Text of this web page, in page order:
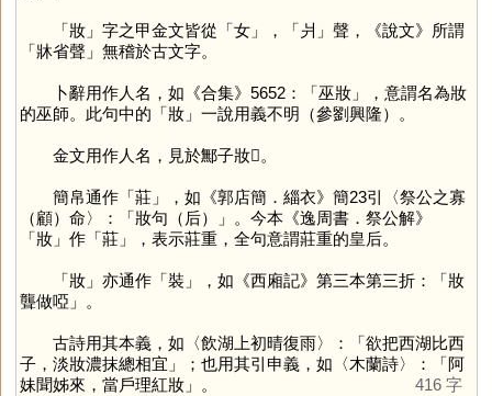
「妝」字之甲金文皆從「女」，「爿 」聲，《說文》所謂
「牀省聲」無稽於古文字。
卜辭用作人名，如《合集》5652：「巫妝」，意謂名為妝
的巫師。此句中的「妝」一說用義不明（參劉興隆）。
金文用作人名，見於鄦子妝𠤳。
簡帛通作「莊」，如《郭店簡．緇衣》簡23引〈祭公之寡
（顧）命〉：「妝句（后）」。今本《逸周書．祭公解》
「妝」作「莊」，表示莊重，全句意謂莊重的皇后。
「妝」亦通作「裝 」，如《西廂記》第三本第三折：「妝
聾做啞」。
古詩用其本義，如〈飲湖上初晴復雨〉：「欲把西湖比西
子，淡妝濃抹總相宜」；也用其引申義，如〈木蘭詩〉：「阿
妹聞姊來，當戶理紅妝」。
416 字